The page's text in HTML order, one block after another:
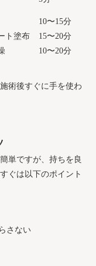
10〜15分
ト塗布
15〜20分
10〜20分
術後すぐに手を使わ
単ですが、持ちを良
ぐは以下のポイント
さない